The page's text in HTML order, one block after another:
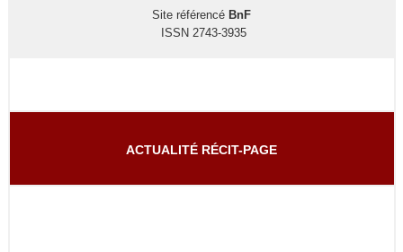
Site référencé BnF
ISSN 2743-3935
ACTUALITÉ RÉCIT-PAGE